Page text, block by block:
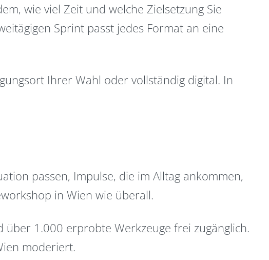
wie viel Zeit und welche Zielsetzung Sie
Sprint passt jedes Format an eine
Ihrer Wahl oder vollständig digital. In
passen, Impulse, die im Alltag ankommen,
in Wien wie überall.
1.000 erprobte Werkzeuge frei zugänglich.
moderiert.